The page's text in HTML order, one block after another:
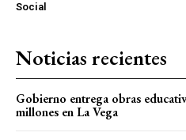
Social
Noticias recientes
Gobierno entrega obras
millones en La Vega